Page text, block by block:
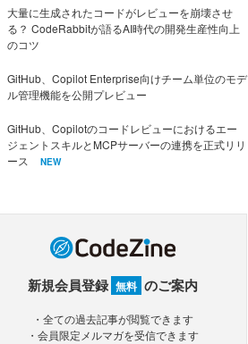
大量に生成されたコードがレビューを崩壊させ
る？ CodeRabbitが語るAI時代の開発生産性向上
のコツ
GitHub、Copilot Enterprise向けチーム単位のモデ
ル管理機能を公開プレビュー
GitHub、Copilotのコードレビューにおけるエー
ジェントスキルとMCPサーバーの連携を正式リリ
ース
NEW
新規会員登録 無料 のご案内
・全ての過去記事が閲覧できます
・会員限定メルマガを受信できます